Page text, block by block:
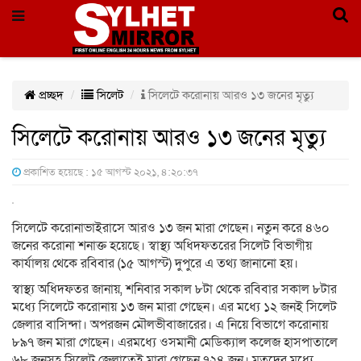
প্রচ্ছদ সিলেট সিলেটে করোনায় আরও ১৩ জনের মৃত্যু
সিলেটে করোনায় আরও ১৩ জনের মৃত্যু
প্রকাশিত হয়েছে : ১৫ আগস্ট ২০২১, ৪:২০:৩৭
সিলেটে করোনাভাইরাসে আরও ১৩ জন মারা গেছেন। নতুন করে ৪৬০
জনের করোনা শনাক্ত হয়েছে। স্বাস্থ্য অধিদফতরের সিলেট বিভাগীয়
কার্যালয় থেকে রবিবার (১৫ আগস্ট) দুপুরে এ তথ্য জানানো হয়।
স্বাস্থ্য অধিদফতর জানায়, শনিবার সকাল ৮টা থেকে রবিবার সকাল ৮টার
মধ্যে সিলেটে করোনায় ১৩ জন মারা গেছেন। এর মধ্যে ১২ জনই সিলেট
জেলার বাসিন্দা। অপরজন মৌলভীবাজারের। এ নিয়ে বিভাগে করোনায়
৮৯৭ জন মারা গেছেন। এরমধ্যে ওসমানী মেডিক্যাল কলেজ হাসপাতালে